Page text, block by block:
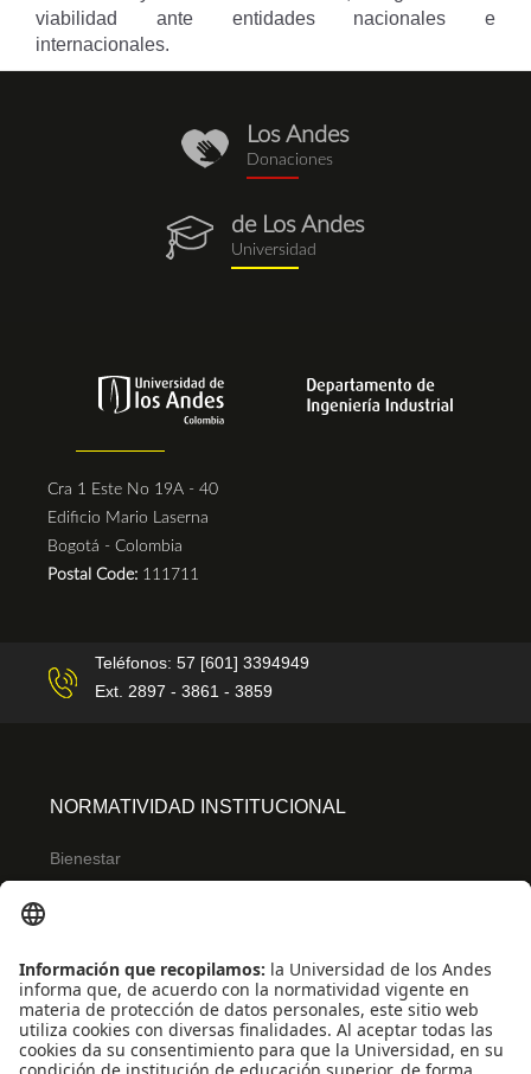
viabilidad ante entidades nacionales e
internacionales.
donaciones.png
Los Andes
Donaciones
egresados.png
de Los Andes
Universidad
Cra 1 Este No 19A - 40
Edificio Mario Laserna
Bogotá - Colombia
Postal Code: 111711
Teléfonos: 57 [601] 3394949
Ext. 2897 - 3861 - 3859
NORMATIVIDAD INSTITUCIONAL
Bienestar
Ley de transparencia
ENLACES RÁPIDOS